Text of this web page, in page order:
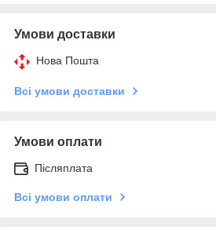
Умови доставки
Нова Пошта
Всі умови доставки
Умови оплати
Післяплата
Всі умови оплати